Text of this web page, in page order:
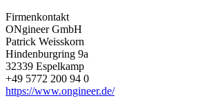
Firmenkontakt
ONgineer GmbH
Patrick Weisskorn
Hindenburgring 9a
32339 Espelkamp
+49 5772 200 94 0
https://www.ongineer.de/